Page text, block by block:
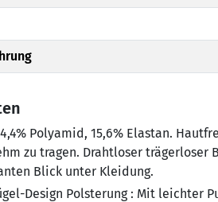
Polyamid, 15,6% Elastan.
zu tragen. Drahtloser
Blick unter Kleidung.
Design Polsterung : Mit leichter